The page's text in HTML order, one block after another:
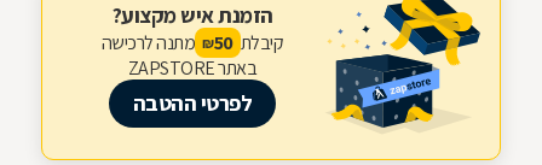
הזמנת איש מקצוע?
קיבלת 50
₪ מתנה לרכישה
באתר ZAPSTORE
לפרטי ההטבה